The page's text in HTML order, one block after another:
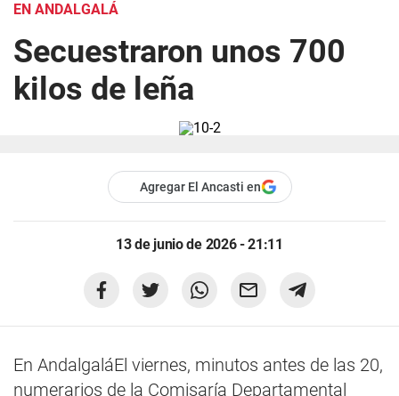
EN ANDALGALÁ
Secuestraron unos 700
kilos de leña
Agregar El Ancasti en
13 de junio de 2026 - 21:11
En AndalgaláEl viernes, minutos antes de las 20,
numerarios de la Comisaría Departamental